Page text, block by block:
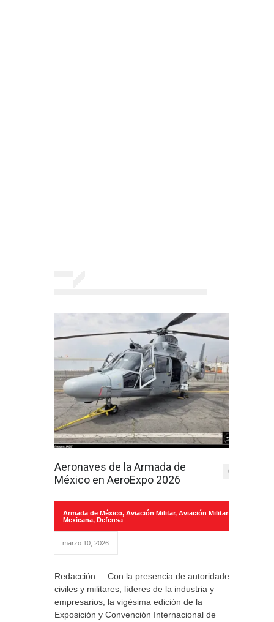
Aeronaves de la Armada de
México en AeroExpo 2026
0
Armada de México, Aviación Militar, Aviación Militar
Mexicana, Defensa
marzo 10, 2026
Redacción. – Con la presencia de autoridades
civiles y militares, líderes de la industria y
empresarios, la vigésima edición de la
Exposición y Convención Internacional de